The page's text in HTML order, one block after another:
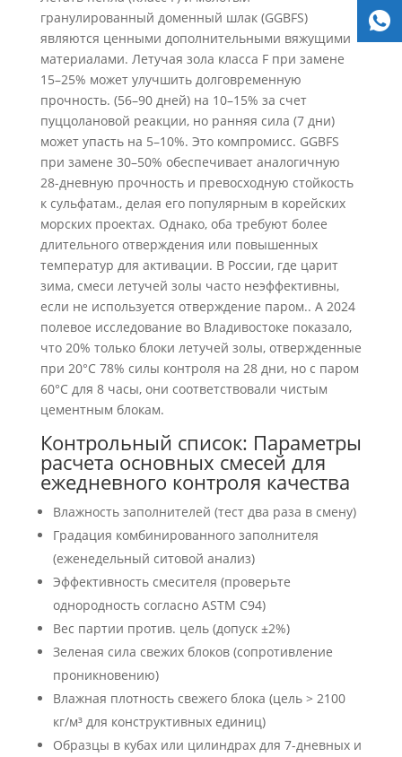
гранулированный доменный шлак (GGBFS)
являются ценными дополнительными вяжущими
материалами. Летучая зола класса F при замене
15–25% может улучшить долговременную
прочность. (56–90 дней) на 10–15% за счет
пуццолановой реакции, но ранняя сила (7 дни)
может упасть на 5–10%. Это компромисс. GGBFS
при замене 30–50% обеспечивает аналогичную
28-дневную прочность и превосходную стойкость
к сульфатам., делая его популярным в корейских
морских проектах. Однако, оба требуют более
длительного отверждения или повышенных
температур для активации. В России, где царит
зима, смеси летучей золы часто неэффективны,
если не используется отверждение паром.. А 2024
полевое исследование во Владивостоке показало,
что 20% только блоки летучей золы, отвержденные
при 20°C 78% силы контроля на 28 дни, но с паром
60°C для 8 часы, они соответствовали чистым
цементным блокам.
Контрольный список: Параметры
расчета основных смесей для
ежедневного контроля качества
Влажность заполнителей (тест два раза в смену)
Градация комбинированного заполнителя
(еженедельный ситовой анализ)
Эффективность смесителя (проверьте
однородность согласно ASTM C94)
Вес партии против. цель (допуск ±2%)
Зеленая сила свежих блоков (сопротивление
проникновению)
Влажная плотность свежего блока (цель > 2100
кг/м³ для конструктивных единиц)
Образцы в кубах или цилиндрах для 7-дневных и